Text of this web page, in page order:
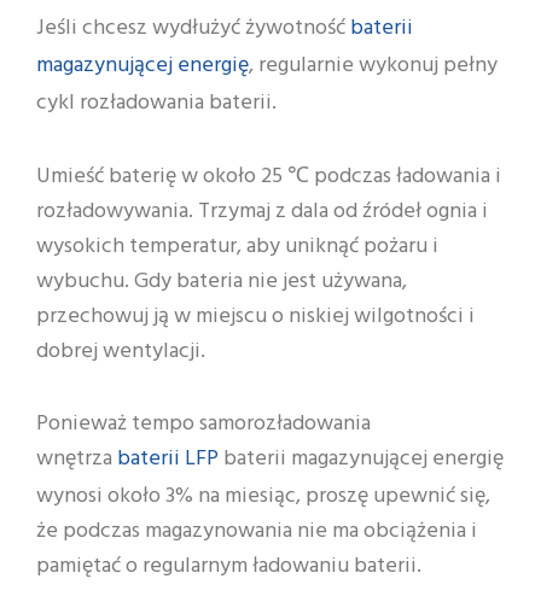
Jeśli chcesz wydłużyć żywotnośćbaterii
magazynującej energię, regularnie wykonuj pełny
cykl rozładowania baterii.
Umieść baterię w około 25 ℃ podczas ładowania i
rozładowywania. Trzymaj z dala od źródeł ognia i
wysokich temperatur, aby uniknąć pożaru i
wybuchu. Gdy bateria nie jest używana,
przechowuj ją w miejscu o niskiej wilgotności i
dobrej wentylacji.
Ponieważ tempo samorozładowania
wnętrza baterii LFPbaterii magazynującej energię
wynosi około 3% na miesiąc, proszę upewnić się,
że podczas magazynowania nie ma obciążenia i
pamiętać o regularnym ładowaniu baterii.